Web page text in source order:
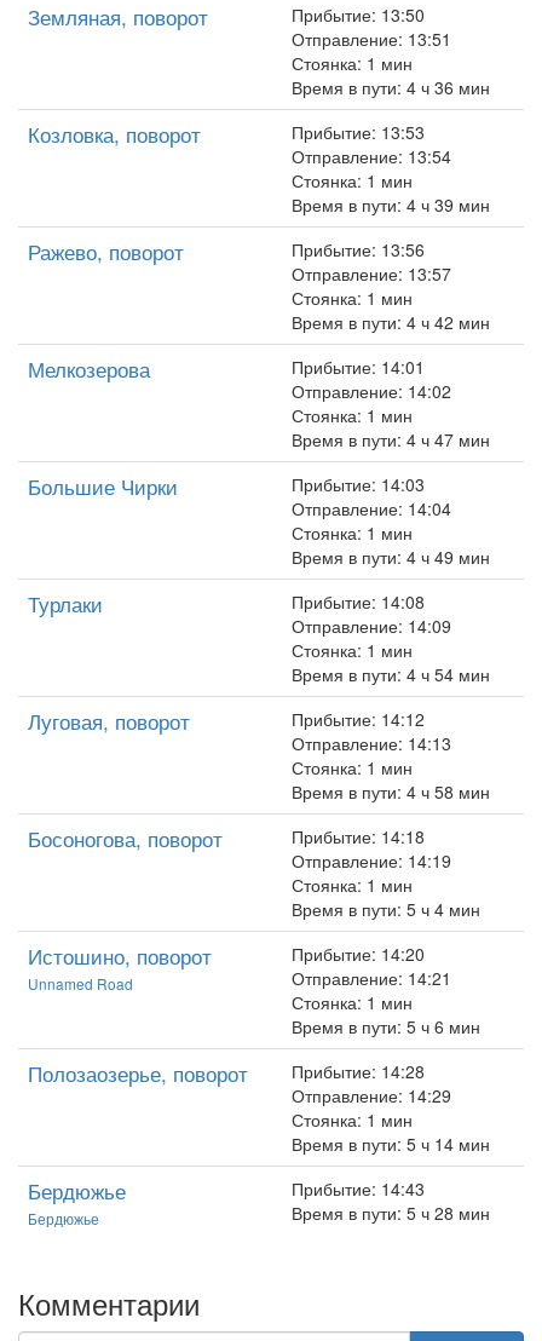
Земляная, поворот
Прибытие: 13:50
Отправление: 13:51
Стоянка: 1 мин
Время в пути: 4 ч 36 мин
Козловка, поворот
Прибытие: 13:53
Отправление: 13:54
Стоянка: 1 мин
Время в пути: 4 ч 39 мин
Ражево, поворот
Прибытие: 13:56
Отправление: 13:57
Стоянка: 1 мин
Время в пути: 4 ч 42 мин
Мелкозерова
Прибытие: 14:01
Отправление: 14:02
Стоянка: 1 мин
Время в пути: 4 ч 47 мин
Большие Чирки
Прибытие: 14:03
Отправление: 14:04
Стоянка: 1 мин
Время в пути: 4 ч 49 мин
Турлаки
Прибытие: 14:08
Отправление: 14:09
Стоянка: 1 мин
Время в пути: 4 ч 54 мин
Луговая, поворот
Прибытие: 14:12
Отправление: 14:13
Стоянка: 1 мин
Время в пути: 4 ч 58 мин
Босоногова, поворот
Прибытие: 14:18
Отправление: 14:19
Стоянка: 1 мин
Время в пути: 5 ч 4 мин
Истошино, поворот
Unnamed Road
Прибытие: 14:20
Отправление: 14:21
Стоянка: 1 мин
Время в пути: 5 ч 6 мин
Полозаозерье, поворот
Прибытие: 14:28
Отправление: 14:29
Стоянка: 1 мин
Время в пути: 5 ч 14 мин
Бердюжье
Бердюжье
Прибытие: 14:43
Время в пути: 5 ч 28 мин
Комментарии